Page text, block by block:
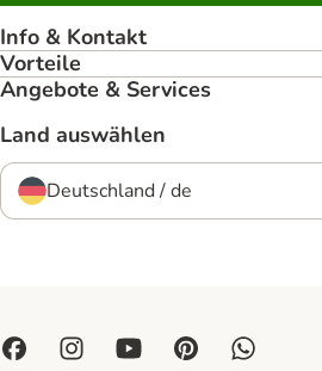
Info & Kontakt
Vorteile
Angebote & Services
Land auswählen
Deutschland / de